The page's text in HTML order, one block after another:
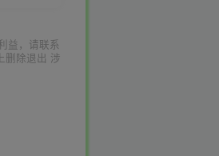
益，请联系
删除退出 涉